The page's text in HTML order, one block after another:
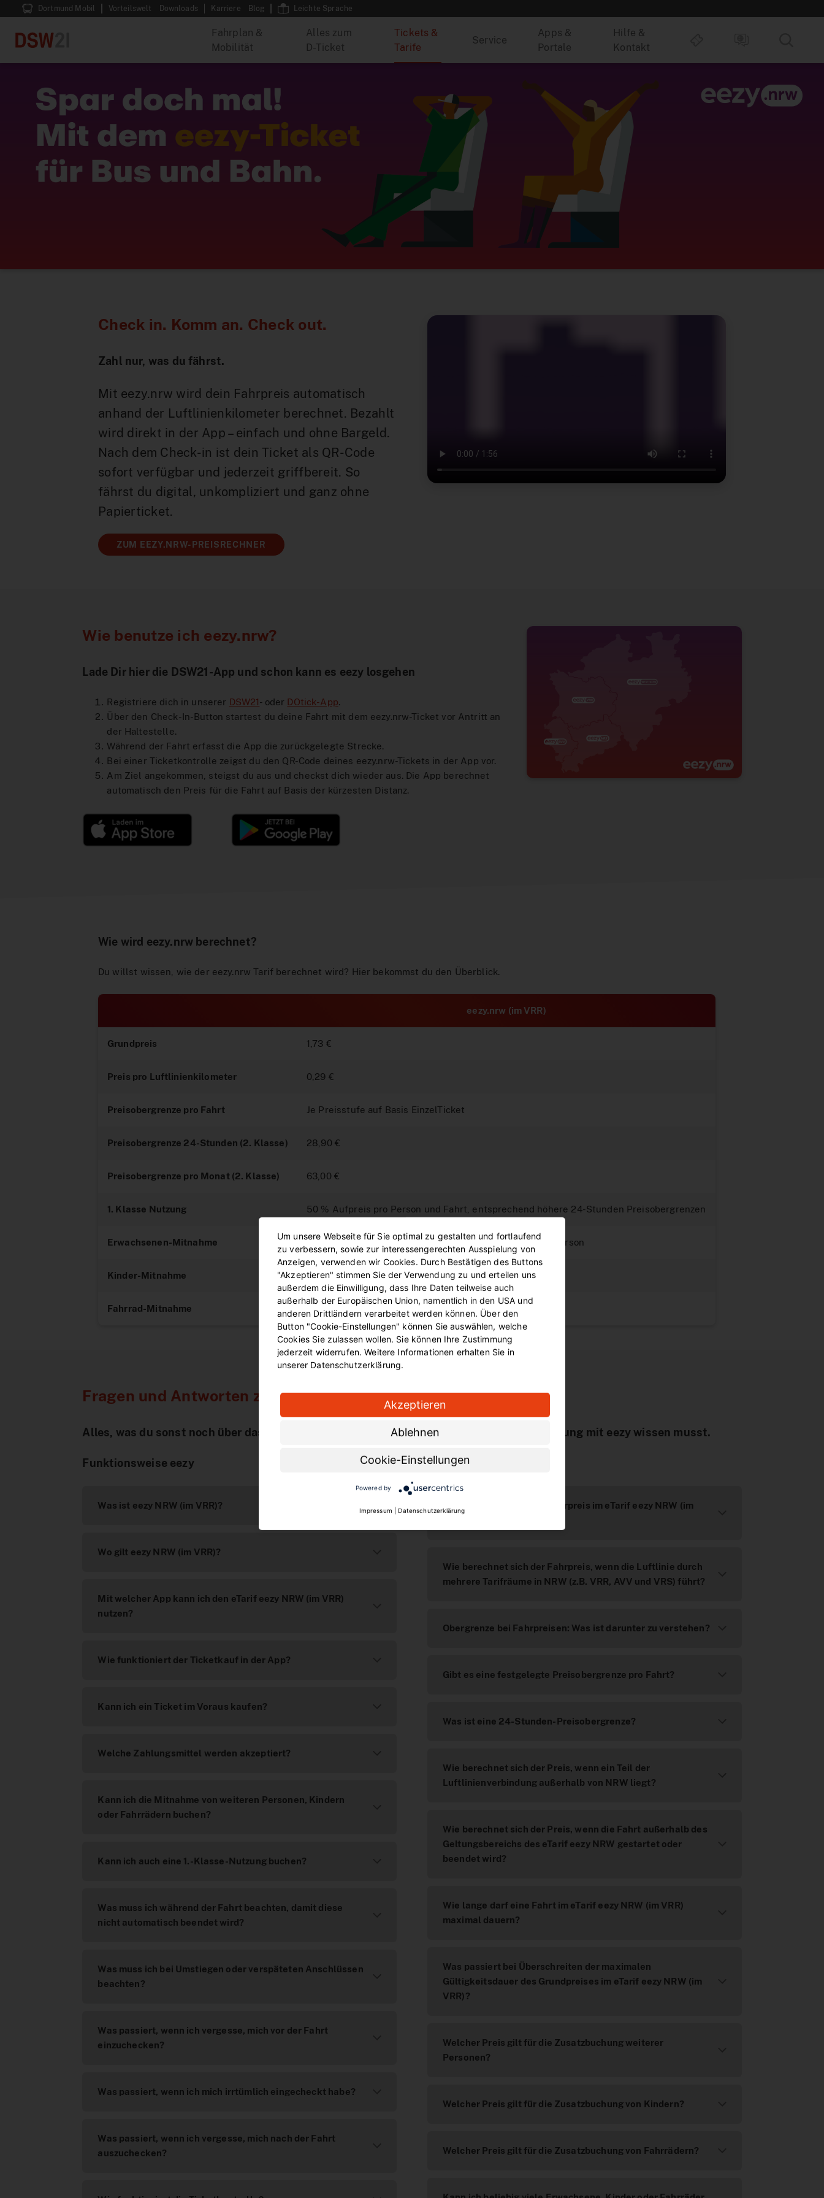
Fahrplan &
Mobilität
Alles zum
D-Ticket
Tickets &
Tarife
Service
Apps &
Portale
Hilfe &
Kontakt
Dortmund Mobil Vorteilswelt Downloads Karriere Blog Leichte Sprache
Check in. Komm an. Check out.
Zahl nur, was du fährst.
Mit eezy.nrw wird dein Fahrpreis automatisch
anhand der Luftlinienkilometer berechnet. Bezahlt
wird direkt in der App – einfach und ohne Bargeld.
Nach dem Check-in ist dein Ticket als QR-Code
sofort verfügbar und jederzeit griffbereit. So
fährst du digital, unkompliziert und ganz ohne
Papierticket.
ZUM EEZY.NRW-PREISRECHNER
Wie benutze ich eezy.nrw?
Lade Dir hier die DSW21-App und schon kann es eezy losgehen
Registriere dich in unserer DSW21- oder DOtick-App.
Über den Check-In-Button startest du deine Fahrt mit dem eezy.nrw-Ticket vor Antritt an
der Haltestelle.
Während der Fahrt erfasst die App die zurückgelegte Strecke.
Bei einer Ticketkontrolle zeigst du den QR-Code deines eezy.nrw-Tickets in der App vor.
Am Ziel angekommen, steigst du aus und checkst dich wieder aus. Die App berechnet
automatisch den Preis für die Fahrt auf Basis der kürzesten Distanz.
Wie wird eezy.nrw berechnet?
Du willst wissen, wie der eezy.nrw Tarif berechnet wird? Hier bekommst du den Überblick.
eezy.nrw (im VRR)
Grundpreis 1,73 €
Preis pro Luftlinienkilometer 0,29 €
Preisobergrenze pro Fahrt Je Preisstufe auf Basis EinzelTicket
Preisobergrenze 24-Stunden (2. Klasse) 28,90 €
Preisobergrenze pro Monat (2. Klasse) 63,00 €
1. Klasse Nutzung 50 % Aufpreis pro Person und Fahrt, entsprechend höhere 24-Stunden Preisobergrenzen
Erwachsenen-Mitnahme Gleicher Grund- und Luftlinienpreis wie bei buchender Person
Kinder-Mitnahme 50 % Rabatt pro Person und Fahrt, inkl. Preisobergrenze
Fahrrad-Mitnahme 4,60 € für 24-Stunden
Fragen und Antworten zum eezy.nrw-Tarif
Alles, was du sonst noch über das kontaktlose Fahren und die automatische Preisberechnung mit eezy wissen musst.
Funktionsweise eezy
Was ist eezy NRW (im VRR)?
Wo gilt eezy NRW (im VRR)?
Mit welcher App kann ich den eTarif eezy NRW (im VRR)
nutzen?
Wie funktioniert der Ticketkauf in der App?
Kann ich ein Ticket im Voraus kaufen?
Welche Zahlungsmittel werden akzeptiert?
Kann ich die Mitnahme von weiteren Personen, Kindern
oder Fahrrädern buchen?
Kann ich auch eine 1.-Klasse-Nutzung buchen?
Was muss ich während der Fahrt beachten, damit diese
nicht automatisch beendet wird?
Was muss ich bei Umstiegen oder verspäteten Anschlüssen
beachten?
Was passiert, wenn ich vergesse, mich vor der Fahrt
einzuchecken?
Was passiert, wenn ich mich irrtümlich eingecheckt habe?
Was passiert, wenn ich vergesse, mich nach der Fahrt
auszuchecken?
Bezahlung
Wie berechnet sich der Fahrpreis im eTarif eezy NRW (im
Wie berechnet sich der Fahrpreis, wenn die Luftlinie durch
mehrere Tarifräume in NRW (z.B. VRR, AVV und VRS) führt?
Obergrenze bei Fahrpreisen: Was ist darunter zu verstehen?
Gibt es eine festgelegte Preisobergrenze pro Fahrt?
Was ist eine 24-Stunden-Preisobergrenze?
Wie berechnet sich der Preis, wenn ein Teil der
Luftlinienverbindung außerhalb von NRW liegt?
Wie berechnet sich der Preis, wenn die Fahrt außerhalb des
Geltungsbereichs des eTarif eezy NRW gestartet oder
beendet wird?
Wie lange darf eine Fahrt im eTarif eezy NRW (im VRR)
maximal dauern?
Was passiert bei Überschreiten der maximalen
Gültigkeitsdauer des Grundpreises im eTarif eezy NRW (im
VRR)?
Welcher Preis gilt für die Zusatzbuchung weiterer
Personen?
Welcher Preis gilt für die Zusatzbuchung von Kindern?
Welcher Preis gilt für die Zusatzbuchung von Fahrrädern?
Um unsere Webseite für Sie optimal zu gestalten und fortlaufend
zu verbessern, sowie zur interessengerechten Ausspielung von
Anzeigen, verwenden wir Cookies. Durch Bestätigen des Buttons
"Akzeptieren" stimmen Sie der Verwendung zu und erteilen uns
außerdem die Einwilligung, dass Ihre Daten teilweise auch
außerhalb der Europäischen Union, namentlich in den USA und
anderen Drittländern verarbeitet werden können. Über den
Button "Cookie-Einstellungen" können Sie auswählen, welche
Cookies Sie zulassen wollen. Sie können Ihre Zustimmung
jederzeit widerrufen. Weitere Informationen erhalten Sie in
unserer Datenschutzerklärung.
Akzeptieren
Ablehnen
Cookie-Einstellungen
Powered by
Impressum Datenschutzerklärung